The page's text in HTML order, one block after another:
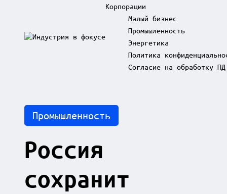
р
я
о
у
с
Корпорации
Малый бизнес
Промышленность
Энергетика
Политика
Согласие на обработку ПД
Posted
in
Промышленность
Россия
сохранит